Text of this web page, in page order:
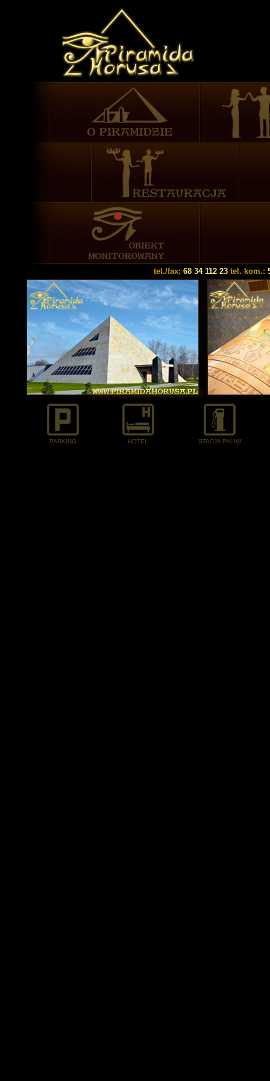
tel./fax: 68 34 112 23 tel. kom.:
PARKING HOTEL STACJA PALIW